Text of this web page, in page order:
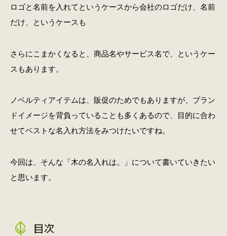
ロゴと名前を入れてというケースから会社のロゴだけ、名前
だけ、というケースも
さらにこまかくなると、商品名やサービス名で、というケー
スもあります。
ノベルティアイテムは、販促のためでもありますが、ブラン
ドイメージを背負っていることも多くあるので、目的に合わ
せてベストな名入れ方法をみつけたいですね。
今回は、そんな「木の名入れは。」について書いていきたい
と思います。
目次